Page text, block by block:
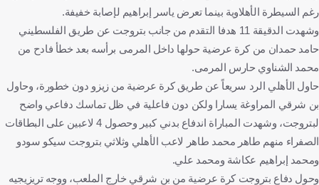
رغم السيطرة الأهلاوية بينما تعرض ياسر إبراهيم لإصابة خفيفة.
وشهدت الدقيقة 11 هدفا التقدم من جانب بتروجت عن طريق الفلسطيني
حامد حمدان من كرة عرضية حولها داخل المرمى برأسه بعد خطأ فادح من
محمد الشناوي حارس المرمى.
حاول الأهلي الرد سريعاً عن طريق كرة عرضية من زيزو دون خطورة، وحاول
بن شرقي المراوغة يسارا ولكن دون فاعلية في ظل تماسك دفاعي واضح
لبتروجت، وشهدت المباراة اندفاع بدني كبير وحصول 4 لاعبين على البطاقات
الصفراء منهم طاهر محمد طاهر لاعب الأهلي وثلاثي بتروجت سيكو سودو
ومحمد إبراهيم عكاشة ومحمد علي.
وحول دفاع بتروجت كرة عرضية من بن شرقي خارج الملعب، ووجه تريزيجيه